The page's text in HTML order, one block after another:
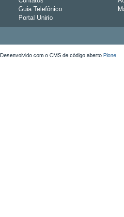
Guia Telefônico
Portal Unirio
Desenvolvido com o CMS de código aberto Plone